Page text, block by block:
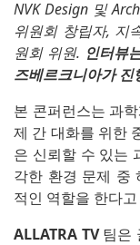
NVK Design 및
위원회 창립자, 지
원회 위원. 인터뷰
즈베르크니아가 진
본 콘퍼런스는 과
제 간 대화를 위한
은 신뢰할 수 있는
각한 환경 문제 중
적인 역할을 한다
ALLATRA TV팀은